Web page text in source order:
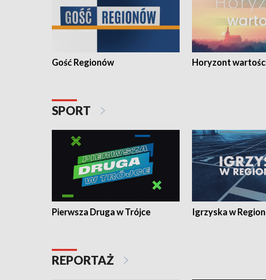
Gość Regionów Horyzont
SPORT
Pierwsza Druga w Trójce Igrzyska w
REPORTAŻ